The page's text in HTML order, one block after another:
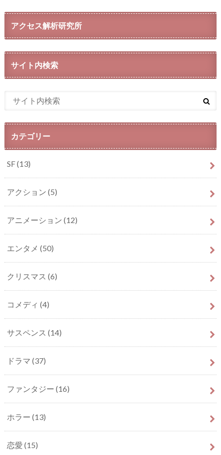
アクセス解析研究所
サイト内検索
カテゴリー
SF(13)
アクション (5)
アニメーション (12)
エンタメ (50)
クリスマス (6)
コメディ (4)
サスペンス (14)
ドラマ (37)
ファンタジー (16)
ホラー (13)
恋愛 (15)